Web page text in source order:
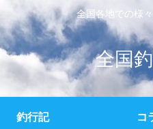
全国各地での様
全国
釣行記 コ